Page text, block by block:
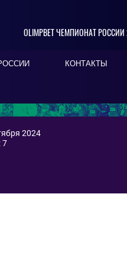
OLIMPBET ЧЕМПИОНАТ
КОНТАКТЫ
2024
7